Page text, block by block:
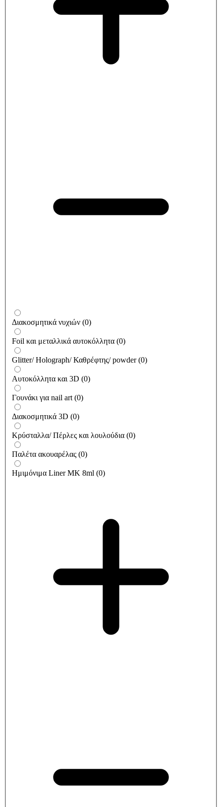
Διακοσμητικά νυχιών (0)
Foil και μεταλλικά αυτοκόλλητα (0)
Glitter/ Holograph/ Καθρέφτης/ powder (0)
Αυτοκόλλητα και 3D (0)
Γουνάκι για nail art (0)
Διακοσμητικά 3D (0)
Κρύσταλλα/ Πέρλες και λουλούδια (0)
Παλέτα ακουαρέλας (0)
Ημιμόνιμα Liner ΜΚ 8ml (0)